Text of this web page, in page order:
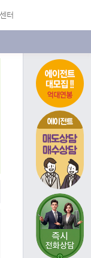
터
에이전트